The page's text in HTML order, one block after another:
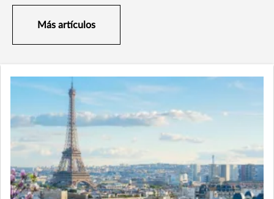
Más artículos